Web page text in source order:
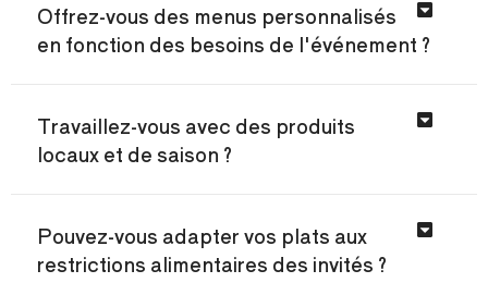
Offrez-vous des menus personnalisés
en fonction des besoins de l'événement ?
Travaillez-vous avec des produits
locaux et de saison ?
Pouvez-vous adapter vos plats aux
restrictions alimentaires des invités ?